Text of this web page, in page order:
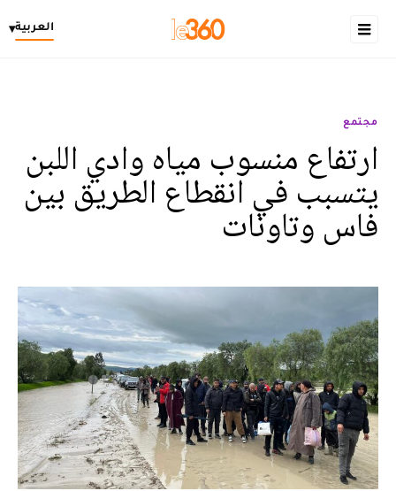
العربية▾
مجتمع
ارتفاع منسوب مياه وادي اللبن
يتسبب في انقطاع الطريق بين
فاس وتاونات‎